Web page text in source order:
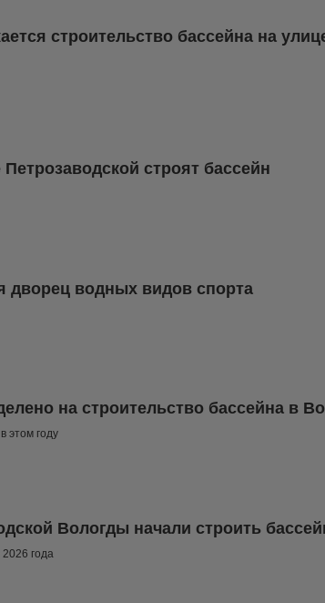
строительство бассейна на
строят бассейн
дворец водных видов спорта
на строительство бассейна в
этом году
Вологды начали строить
года